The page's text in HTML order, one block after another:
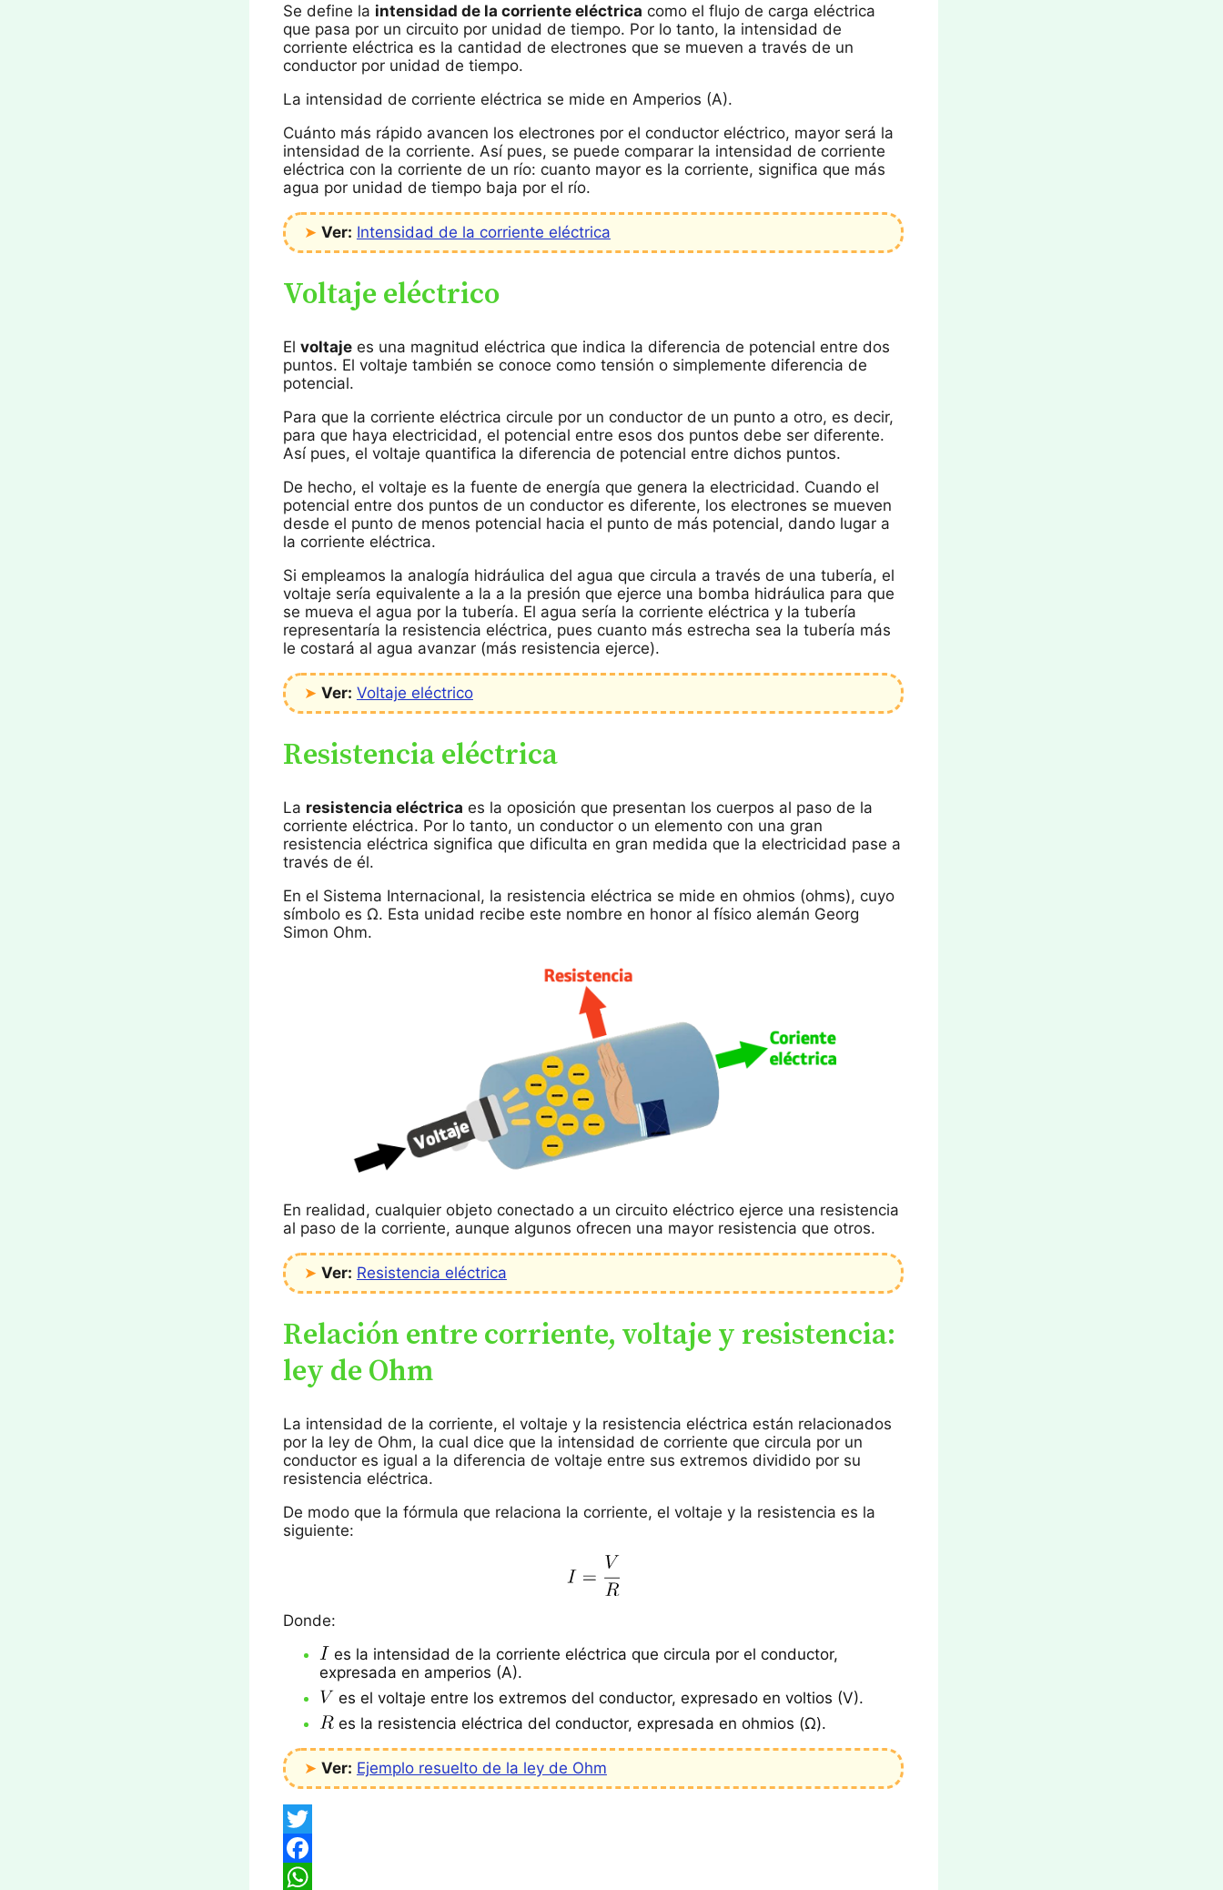
Se define la intensidad de la corriente eléctrica como el flujo de carga eléctrica
que pasa por un circuito por unidad de tiempo. Por lo tanto, la intensidad de
corriente eléctrica es la cantidad de electrones que se mueven a través de un
conductor por unidad de tiempo.
La intensidad de corriente eléctrica se mide en Amperios (A).
Cuánto más rápido avancen los electrones por el conductor eléctrico, mayor será la
intensidad de la corriente. Así pues, se puede comparar la intensidad de corriente
eléctrica con la corriente de un río: cuanto mayor es la corriente, significa que más
agua por unidad de tiempo baja por el río.
➤ Ver: Intensidad de la corriente eléctrica
Voltaje eléctrico
Elvoltaje es una magnitud eléctrica que indica la diferencia de potencial entre dos
puntos. El voltaje también se conoce como tensión o simplemente diferencia de
potencial.
Para que la corriente eléctrica circule por un conductor de un punto a otro, es decir,
para que haya electricidad, el potencial entre esos dos puntos debe ser diferente.
Así pues, el voltaje quantifica la diferencia de potencial entre dichos puntos.
De hecho, el voltaje es la fuente de energía que genera la electricidad. Cuando el
potencial entre dos puntos de un conductor es diferente, los electrones se mueven
desde el punto de menos potencial hacia el punto de más potencial, dando lugar a
la corriente eléctrica.
Si empleamos la analogía hidráulica del agua que circula a través de una tubería, el
voltaje sería equivalente a la a la presión que ejerce una bomba hidráulica para que
se mueva el agua por la tubería. El agua sería la corriente eléctrica y la tubería
representaría la resistencia eléctrica, pues cuanto más estrecha sea la tubería más
le costará al agua avanzar (más resistencia ejerce).
➤ Ver: Voltaje eléctrico
Resistencia eléctrica
La resistencia eléctrica es la oposición que presentan los cuerpos al paso de la
corriente eléctrica. Por lo tanto, un conductor o un elemento con una gran
resistencia eléctrica significa que dificulta en gran medida que la electricidad pase a
través de él.
En el Sistema Internacional, la resistencia eléctrica se mide en ohmios (ohms), cuyo
símbolo es Ω. Esta unidad recibe este nombre en honor al físico alemán Georg
Simon Ohm.
En realidad, cualquier objeto conectado a un circuito eléctrico ejerce una resistencia
al paso de la corriente, aunque algunos ofrecen una mayor resistencia que otros.
➤ Ver: Resistencia eléctrica
Relación entre corriente, voltaje y resistencia:
ley de Ohm
La intensidad de la corriente, el voltaje y la resistencia eléctrica están relacionados
por la ley de Ohm, la cual dice que la intensidad de corriente que circula por un
conductor es igual a la diferencia de voltaje entre sus extremos dividido por su
resistencia eléctrica.
De modo que la fórmula que relaciona la corriente, el voltaje y la resistencia es la
siguiente:
Donde:
es la intensidad de la corriente eléctrica que circula por el conductor,
expresada en amperios (A).
es el voltaje entre los extremos del conductor, expresado en voltios (V).
es la resistencia eléctrica del conductor, expresada en ohmios (Ω).
➤ Ver: Ejemplo resuelto de la ley de Ohm
Twitter
Facebook